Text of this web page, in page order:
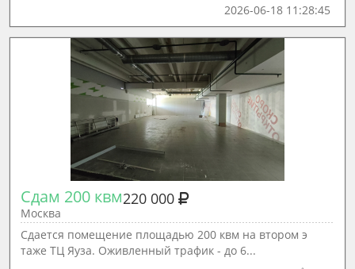
2026-06-18 11:28:45
Сдам 200 квм220 000
Москва
Сдается помещение площадью 200 квм на втором э
таже ТЦ Яуза. Оживленный трафик - до 6...